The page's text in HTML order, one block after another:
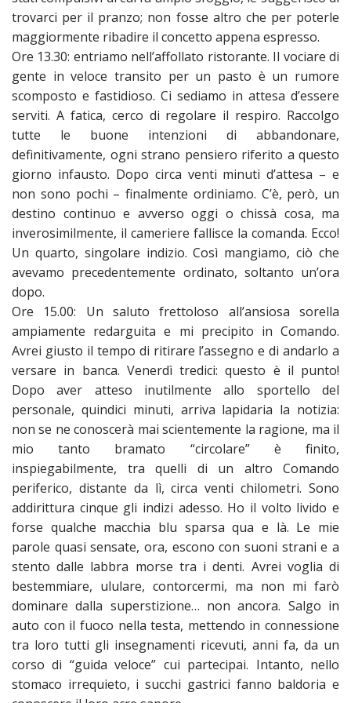
trovarci per il pranzo; non fosse altro che per poterle
maggiormente ribadire il concetto appena espresso.
Ore 13.30: entriamo nell’affollato ristorante. Il vociare di
gente in veloce transito per un pasto è un rumore
scomposto e fastidioso. Ci sediamo in attesa d’essere
serviti. A fatica, cerco di regolare il respiro. Raccolgo
tutte le buone intenzioni di abbandonare,
definitivamente, ogni strano pensiero riferito a questo
giorno infausto. Dopo circa venti minuti d’attesa – e
non sono pochi – finalmente ordiniamo. C’è, però, un
destino continuo e avverso oggi o chissà cosa, ma
inverosimilmente, il cameriere fallisce la comanda. Ecco!
Un quarto, singolare indizio. Così mangiamo, ciò che
avevamo precedentemente ordinato, soltanto un’ora
dopo.
Ore 15.00: Un saluto frettoloso all’ansiosa sorella
ampiamente redarguita e mi precipito in Comando.
Avrei giusto il tempo di ritirare l’assegno e di andarlo a
versare in banca. Venerdì tredici: questo è il punto!
Dopo aver atteso inutilmente allo sportello del
personale, quindici minuti, arriva lapidaria la notizia:
non se ne conoscerà mai scientemente la ragione, ma il
mio tanto bramato “circolare” è finito,
inspiegabilmente, tra quelli di un altro Comando
periferico, distante da lì, circa venti chilometri. Sono
addirittura cinque gli indizi adesso. Ho il volto livido e
forse qualche macchia blu sparsa qua e là. Le mie
parole quasi sensate, ora, escono con suoni strani e a
stento dalle labbra morse tra i denti. Avrei voglia di
bestemmiare, ululare, contorcermi, ma non mi farò
dominare dalla superstizione… non ancora. Salgo in
auto con il fuoco nella testa, mettendo in connessione
tra loro tutti gli insegnamenti ricevuti, anni fa, da un
corso di “guida veloce” cui partecipai. Intanto, nello
stomaco irrequieto, i succhi gastrici fanno baldoria e